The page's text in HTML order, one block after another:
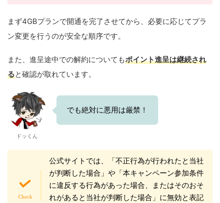
まず4GBプランで開通を完了させてから、必要に応じてプラ
ン変更を行うのが安全な順序です。
また、進呈途中での解約についてもポイント進呈は継続され
ると確認が取れています。
ドッくん
でも絶対に悪用は厳禁！
公式サイトでは、「不正行為が行われたと当社
が判断した場合」や「本キャンペーン参加条件
に違反する行為があった場合、またはそのおそ
れがあると当社が判断した場合」に無効と表記